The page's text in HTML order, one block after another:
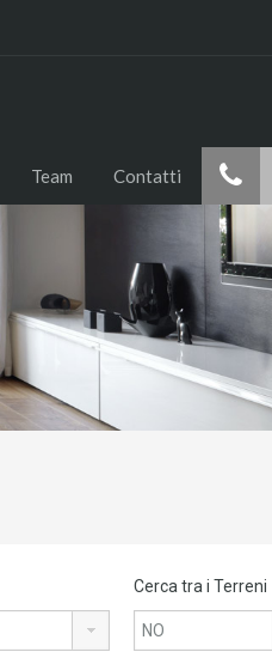
Team Contatti
Cerca tra i Terreni